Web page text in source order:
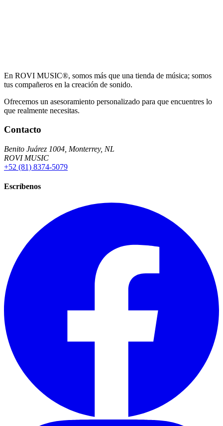
En ROVI MUSIC®, somos más que una tienda de música; somos
tus compañeros en la creación de sonido.
Ofrecemos un asesoramiento personalizado para que encuentres lo
que realmente necesitas.
Contacto
Benito Juárez 1004, Monterrey, NL
ROVI MUSIC
+52 (81) 8374-5079
Escríbenos